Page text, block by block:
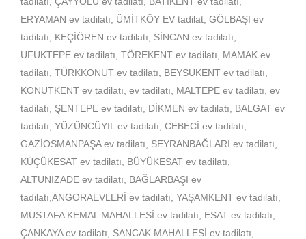
ERYAMAN ev tadilatı, ÜMİTKÖY EV tadilat, GÖLBAŞI ev
tadilatı, KEÇİÖREN ev tadilatı, SİNCAN ev tadilatı,
UFUKTEPE ev tadilatı, TÖREKENT ev tadilatı, MAMAK ev
tadilatı, TÜRKKONUT ev tadilatı, BEYSUKENT ev tadilatı,
KONUTKENT ev tadilatı, ev tadilatı, MALTEPE ev tadilatı, ev
tadilatı, ŞENTEPE ev tadilatı, DİKMEN ev tadilatı, BALGAT ev
tadilatı, YÜZÜNCÜYIL ev tadilatı, CEBECİ ev tadilatı,
GAZİOSMANPAŞA ev tadilatı, SEYRANBAĞLARI ev tadilatı,
KÜÇÜKESAT ev tadilatı, BÜYÜKESAT ev tadilatı,
ALTUNİZADE ev tadilatı, BAĞLARBAŞI ev
tadilatı,ANGORAEVLERİ ev tadilatı, YAŞAMKENT ev tadilatı,
MUSTAFA KEMAL MAHALLESİ ev tadilatı, ESAT ev tadilatı,
ÇANKAYA ev tadilatı, SANCAK MAHALLESİ ev tadilatı,